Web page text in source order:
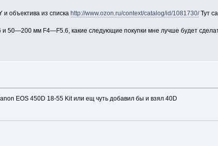
и объектива из спискаhttp://www.ozon.ru/context/catalog/id/1081730/Тут
50—200 мм F4—F5.6, какие следующие покупки мне лучше будет
EOS 450D 18-55 Kit или ещ чуть добавил бы и взял 40D